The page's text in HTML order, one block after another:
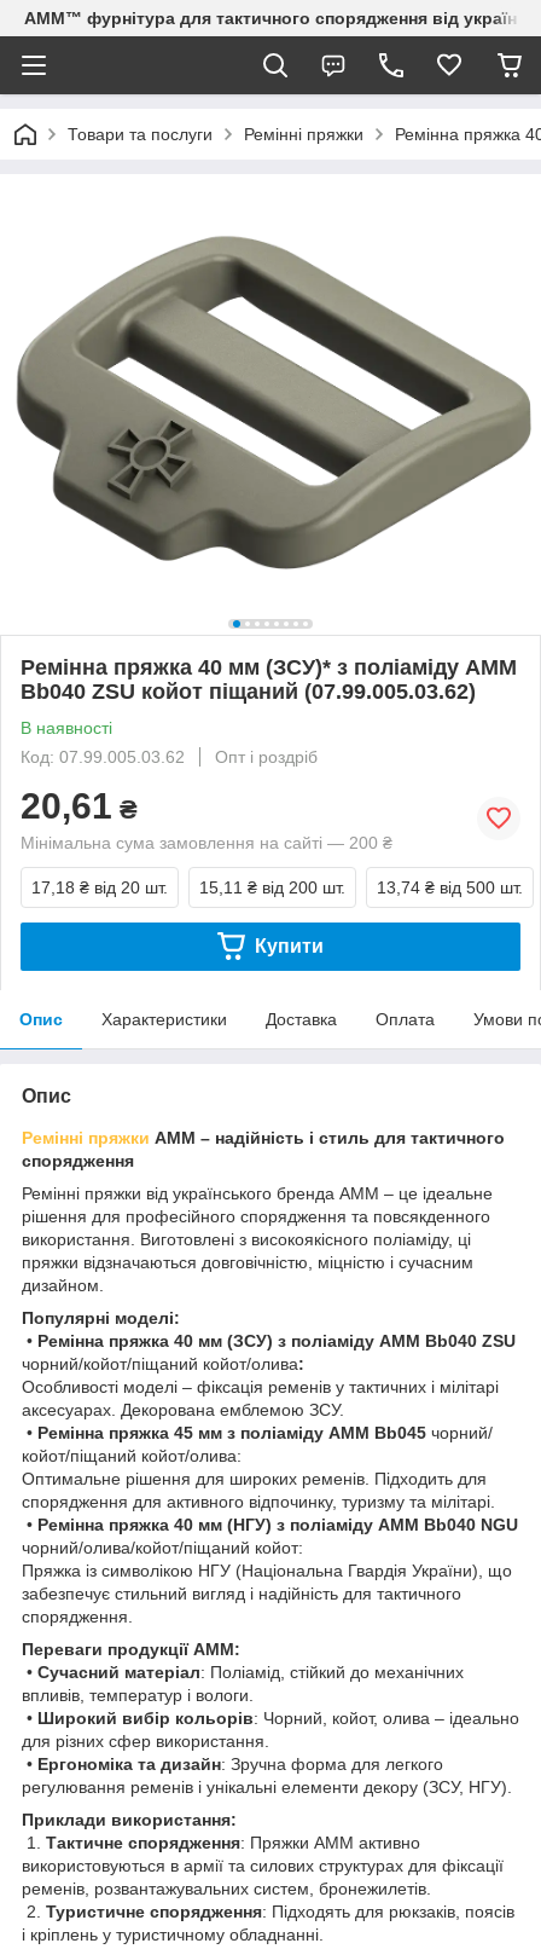
AMM™ фурнітура для тактичного спорядження від
Товари та послуги Ремінні пряжки Ремінна пряжка
Ремінна пряжка 40 мм (ЗСУ)* з поліаміду AMM
Bb040 ZSU койот піщаний (07.99.005.03.62)
В наявності
Код: 07.99.005.03.62
Опт і роздріб
20,61 ₴
Мінімальна сума замовлення на сайті — 200 ₴
17,18 ₴ від 20 шт. 15,11 ₴ від 200 шт. 13,74 ₴ від 500 шт.
Купити
Опис Характеристики Доставка Оплата Умови
Опис
Ремінні пряжки AMM – надійність і стиль для тактичного
спорядження
Ремінні пряжки від українського бренда AMM – це ідеальне
рішення для професійного спорядження та повсякденного
використання. Виготовлені з високоякісного поліаміду, ці
пряжки відзначаються довговічністю, міцністю і сучасним
дизайном.
Популярні моделі:
• Ремінна пряжка 40 мм (ЗСУ) з поліаміду AMM Bb040 ZSU
чорний/койот/піщаний койот/олива:
Особливості моделі – фіксація ременів у тактичних і мілітарі
аксесуарах. Декорована емблемою ЗСУ.
• Ремінна пряжка 45 мм з поліаміду AMM Bb045 чорний/
койот/піщаний койот/олива:
Оптимальне рішення для широких ременів. Підходить для
спорядження для активного відпочинку, туризму та мілітарі.
• Ремінна пряжка 40 мм (НГУ) з поліаміду AMM Bb040 NGU
чорний/олива/койот/піщаний койот:
Пряжка із символікою НГУ (Національна Гвардія України), що
забезпечує стильний вигляд і надійність для тактичного
спорядження.
Переваги продукції AMM:
• Сучасний матеріал: Поліамід, стійкий до механічних
впливів, температур і вологи.
• Широкий вибір кольорів: Чорний, койот, олива – ідеально
для різних сфер використання.
• Ергономіка та дизайн: Зручна форма для легкого
регулювання ременів і унікальні елементи декору (ЗСУ, НГУ).
Приклади використання:
1. Тактичне спорядження: Пряжки AMM активно
використовуються в армії та силових структурах для фіксації
ременів, розвантажувальних систем, бронежилетів.
2. Туристичне спорядження: Підходять для рюкзаків, поясів
і кріплень у туристичному обладнанні.